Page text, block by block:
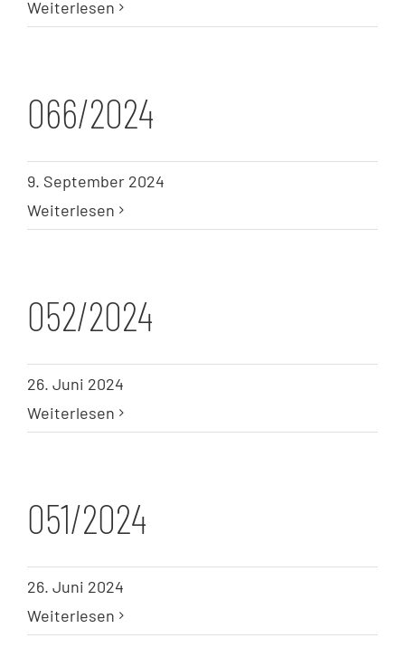
Weiterlesen
066/2024
9. September 2024
Weiterlesen
052/2024
26. Juni 2024
Weiterlesen
051/2024
26. Juni 2024
Weiterlesen